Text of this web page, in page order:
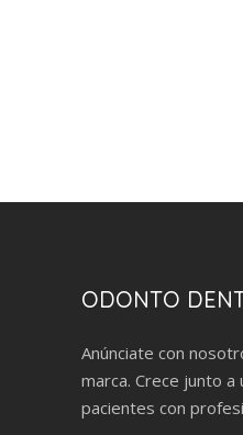
ODONTO
Anúnciate con
marca. Crece junto
pacientes con